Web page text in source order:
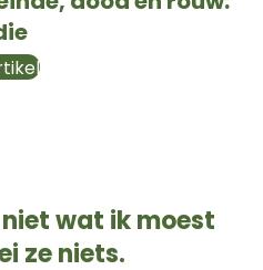
niet wat ik moest
ze niets.